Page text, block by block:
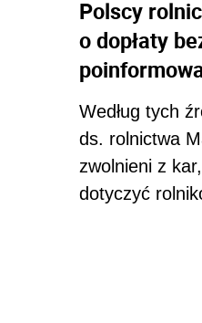
Polscy
o dopłaty
Według tych
ds. rolnictwa
zwolnieni z
dotyczyć